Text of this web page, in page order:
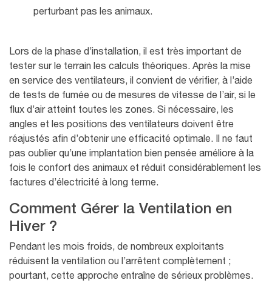
perturbant pas les animaux.
Lors de la phase d’installation, il est très important de
tester sur le terrain les calculs théoriques. Après la mise
en service des ventilateurs, il convient de vérifier, à l’aide
de tests de fumée ou de mesures de vitesse de l’air, si le
flux d’air atteint toutes les zones. Si nécessaire, les
angles et les positions des ventilateurs doivent être
réajustés afin d’obtenir une efficacité optimale. Il ne faut
pas oublier qu’une implantation bien pensée améliore à la
fois le confort des animaux et réduit considérablement les
factures d’électricité à long terme.
Comment Gérer la Ventilation en
Hiver ?
Pendant les mois froids, de nombreux exploitants
réduisent la ventilation ou l’arrêtent complètement ;
pourtant, cette approche entraîne de sérieux problèmes.